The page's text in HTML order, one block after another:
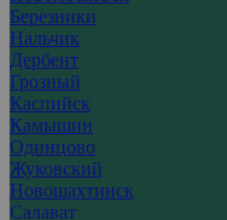
Березники
Нальчик
Дербент
Грозный
Каспийск
Камышин
Одинцово
Жуковский
Новошахтинск
Салават